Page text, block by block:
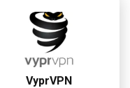
VyprVPN